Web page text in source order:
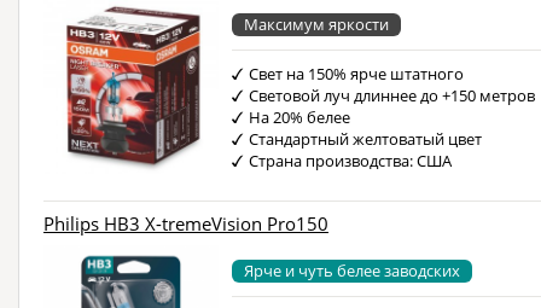
Максимум яркости
Свет на 150% ярче штатного
Световой луч длиннее до +150 метров
На 20% белее
Стандартный желтоватый цвет
Страна производства: США
Philips HB3 X-tremeVision Pro150
Ярче и чуть белее заводских